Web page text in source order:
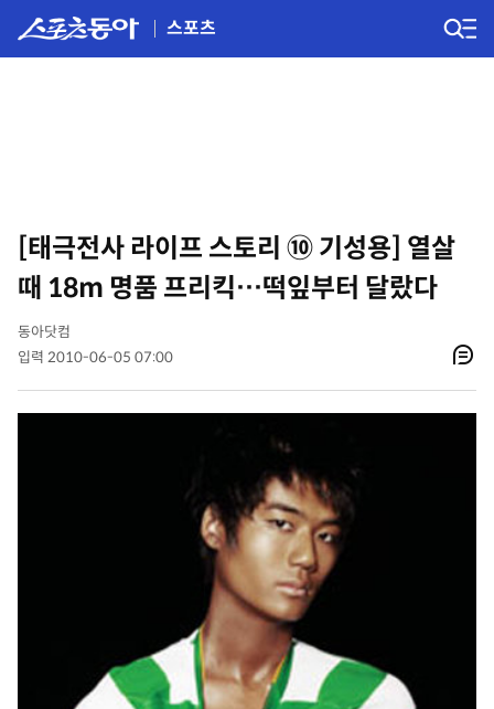
스포츠
[태극전사 라이프 스토리 ⑩ 기성용] 열살
때 18m 명품 프리킥…떡잎부터 달랐다
동아닷컴
입력 2010-06-05 07:00